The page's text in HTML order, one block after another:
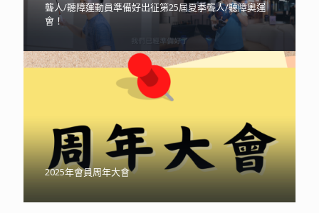
聾人/聽障運動員準備好出征第25屆夏季聾人/聽障奧運
會！
2025年會員周年大會
@獨立媒體報導：專訪港隊手語翻譯員：擁抱聾人子女
身份 服務聾人群體
第25屆夏季聾人/聽障奧運會中國香港代表團授旗儀式圓
滿舉行
@獨立媒體報導：【東京聾奧】聾人奧運百周年 香港代
表團下月出征
@Sportsoho：殘特奧會｜何念澄跆拳道聽力殘疾組58
【已截止報名】賽馬會動融網球計劃-聾人/聽障人士班
@獨立媒體報導：退役聽障跆拳道運動員復出 殘運會奪